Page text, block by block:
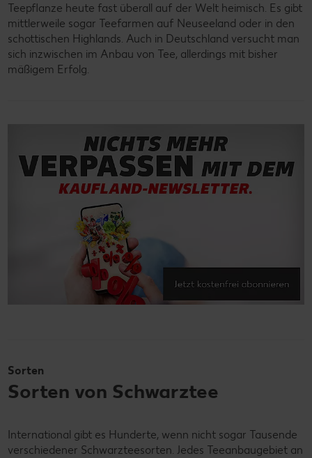
Teepflanze heute fast überall auf der Welt heimisch. Es gibt
mittlerweile sogar Teefarmen auf Neuseeland oder in den
schottischen Highlands. Auch in Deutschland versucht man
sich inzwischen im Anbau von Tee, allerdings mit bisher
mäßigem Erfolg.
Sorten
Sorten von Schwarztee
International gibt es Hunderte, wenn nicht sogar Tausende
verschiedener Schwarzteesorten. Jedes Teeanbaugebiet an